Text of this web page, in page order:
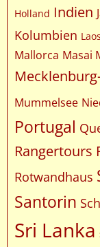
Holland Indien
Kolumbien Laos
Mallorca Masai
Mummelsee
Portugal
Rangertours
Rotwandhaus
Santorin
Sri Lanka